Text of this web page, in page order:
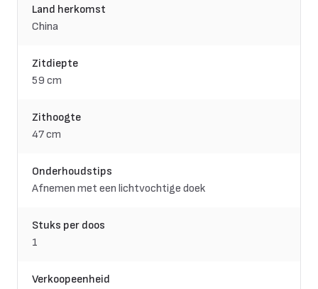
Land herkomst
China
Zitdiepte
59 cm
Zithoogte
47 cm
Onderhoudstips
Afnemen met een lichtvochtige doek
Stuks per doos
1
Verkoopeenheid